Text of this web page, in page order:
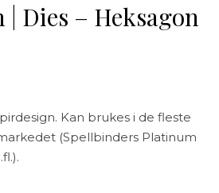
Dies – Heksagon
Kan brukes i de fleste
(Spellbinders Platinum